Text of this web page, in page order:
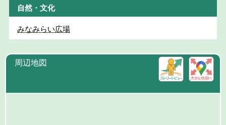
自然・文化
みなみらい広場
周辺地図